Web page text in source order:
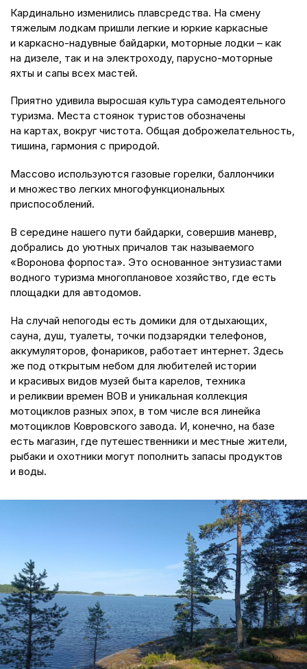
Кардинально изменились плавсредства. На смену
тяжелым лодкам пришли легкие и юркие каркасные
и каркасно-надувные байдарки, моторные лодки – как
на дизеле, так и на электроходу, парусно-моторные
яхты и сапы всех мастей.
Приятно удивила выросшая культура самодеятельного
туризма. Места стоянок туристов обозначены
на картах, вокруг чистота. Общая доброжелательность,
тишина, гармония с природой.
Массово используются газовые горелки, баллончики
и множество легких многофункциональных
приспособлений.
В середине нашего пути байдарки, совершив маневр,
добрались до уютных причалов так называемого
«Воронова форпоста». Это основанное энтузиастами
водного туризма многоплановое хозяйство, где есть
площадки для автодомов.
На случай непогоды есть домики для отдыхающих,
сауна, душ, туалеты, точки подзарядки телефонов,
аккумуляторов, фонариков, работает интернет. Здесь
же под открытым небом для любителей истории
и красивых видов музей быта карелов, техника
и реликвии времен ВОВ и уникальная коллекция
мотоциклов разных эпох, в том числе вся линейка
мотоциклов Ковровского завода. И, конечно, на базе
есть магазин, где путешественники и местные жители,
рыбаки и охотники могут пополнить запасы продуктов
и воды.